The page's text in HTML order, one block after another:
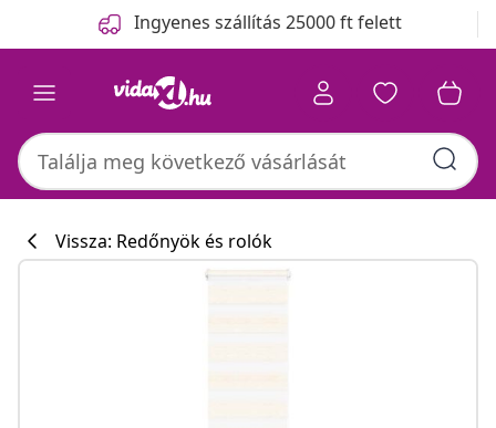
Ingyenes szállítás 25000 ft felett
Vissza: Redőnyök és rolók